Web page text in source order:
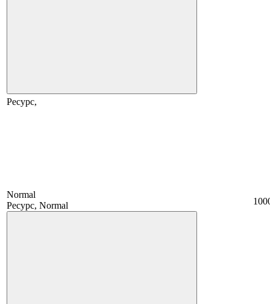
Ресурс,
Normal
Ресурс, Normal